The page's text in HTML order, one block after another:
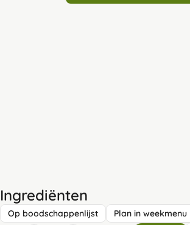
Ingrediënten
Op boodschappenlijst Plan in weekmenu